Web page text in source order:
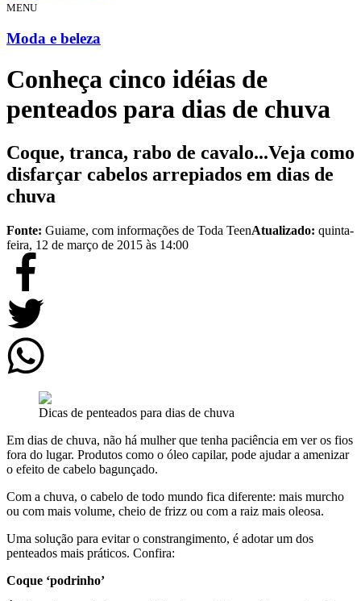
MENU
Moda e beleza
Conheça cinco idéias de
penteados para dias de chuva
Coque, tranca, rabo de cavalo...Veja como
disfarçar cabelos arrepiados em dias de
chuva
Fonte: Guiame, com informações de Toda TeenAtualizado: quinta-
feira, 12 de março de 2015 às 14:00
Dicas de penteados para dias de chuva
Em dias de chuva, não há mulher que tenha paciência em ver os fios
fora do lugar. Produtos como o óleo capilar, pode ajudar a amenizar
o efeito de cabelo bagunçado.
Com a chuva, o cabelo de todo mundo fica diferente: mais murcho
ou com mais volume, cheio de frizz ou com a raiz mais oleosa.
Uma solução para evitar o constrangimento, é adotar um dos
penteados mais práticos. Confira:
Coque ‘podrinho’